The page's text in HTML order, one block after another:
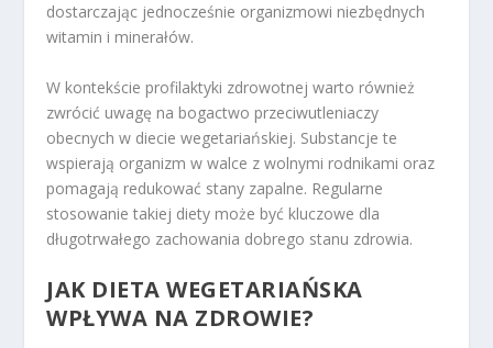
dostarczając jednocześnie organizmowi niezbędnych
witamin i minerałów.
W kontekście profilaktyki zdrowotnej warto również
zwrócić uwagę na bogactwo przeciwutleniaczy
obecnych w diecie wegetariańskiej. Substancje te
wspierają organizm w walce z wolnymi rodnikami oraz
pomagają redukować stany zapalne. Regularne
stosowanie takiej diety może być kluczowe dla
długotrwałego zachowania dobrego stanu zdrowia.
JAK DIETA WEGETARIAŃSKA
WPŁYWA NA ZDROWIE?